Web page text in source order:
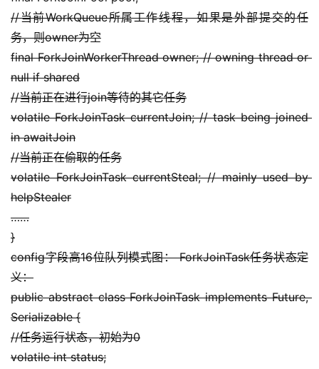
//当前WorkQueue所属工作线程，如果是外部提交的任
务，则owner为空
final ForkJoinWorkerThread owner; // owning thread or
null if shared
//当前正在进行join等待的其它任务
volatile ForkJoinTask currentJoin; // task being joined
in awaitJoin
//当前正在偷取的任务
volatile ForkJoinTask currentSteal; // mainly used by
helpStealer
……
}
config字段高16位队列模式图： ForkJoinTask任务状态定
义：
public abstract class ForkJoinTask implements Future,
Serializable {
//任务运行状态，初始为0
volatile int status;